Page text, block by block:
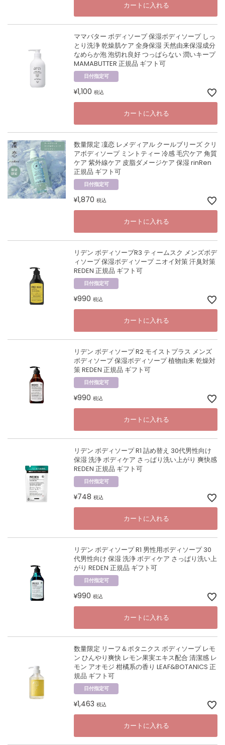
カートに入れる
ママバター ボディソープ 保湿ボディソープ しっ
とり洗浄 乾燥肌ケア 全身保湿 天然由来保湿成分
なめらか泡 泡切れ良好 つっぱらない 潤いキープ
MAMABUTTER 正規品 ギフト可
日付指定可
¥1,100 税込
カートに入れる
数量限定 凜恋 レメディアル クールブリーズ クリ
アボディソープ ミントティー 冷感 毛穴ケア 角質
ケア 紫外線ケア 皮脂ダメージケア 保湿 rinRen
正規品 ギフト可
日付指定可
¥1,870 税込
カートに入れる
リデン ボディソープR3 ティームスク メンズボデ
ィソープ 保湿ボディソープ ニオイ対策 汗臭対策
REDEN 正規品 ギフト可
日付指定可
¥990 税込
カートに入れる
リデン ボディソープ R2 モイストプラス メンズ
ボディソープ 保湿ボディソープ 植物由来 乾燥対
策 REDEN 正規品 ギフト可
日付指定可
¥990 税込
カートに入れる
リデン ボディソープ R1 詰め替え 30代男性向け
保湿 洗浄 ボディケア さっぱり洗い上がり 爽快感
REDEN 正規品 ギフト可
日付指定可
¥748 税込
カートに入れる
リデン ボディソープ R1 男性用ボディソープ 30
代男性向け 保湿 洗浄 ボディケア さっぱり洗い上
がり REDEN 正規品 ギフト可
日付指定可
¥990 税込
カートに入れる
数量限定 リーフ＆ボタニクス ボディソープ レモ
ン ひんやり爽快 レモン果実エキス配合 清潔感 レ
モン アオモジ 柑橘系の香り LEAF&BOTANICS 正
規品 ギフト可
日付指定可
¥1,463 税込
カートに入れる